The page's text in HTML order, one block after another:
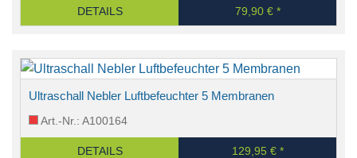
DETAILS 79,90 € *
Ultraschall Nebler Luftbefeuchter 5 Membranen
Art.-Nr.: A100164
DETAILS 129,95 € *